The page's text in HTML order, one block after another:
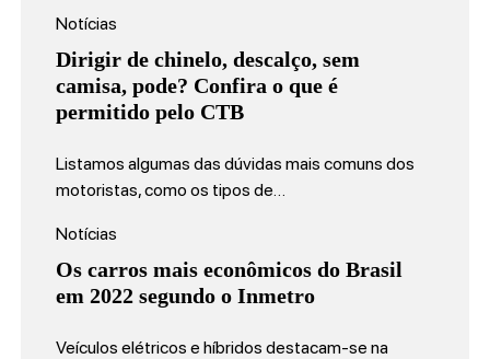
Notícias
Dirigir de chinelo, descalço, sem
camisa, pode? Confira o que é
permitido pelo CTB
Listamos algumas das dúvidas mais comuns dos
motoristas, como os tipos de…
Notícias
Os carros mais econômicos do Brasil
em 2022 segundo o Inmetro
Veículos elétricos e híbridos destacam-se na